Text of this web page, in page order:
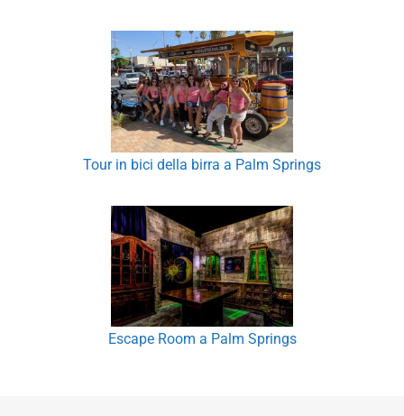
Tour in bici della birra a Palm Springs
Escape Room a Palm Springs